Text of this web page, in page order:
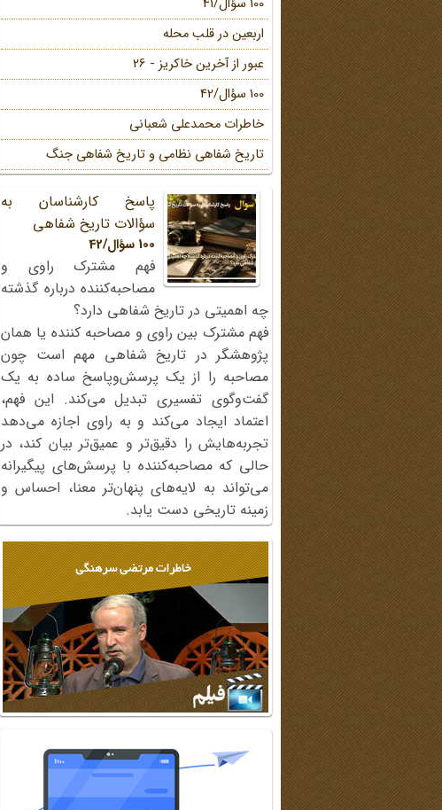
100 سؤال/41
اربعین در قلب محله
عبور از آخرین خاکریز - 26
100 سؤال/42
خاطرات محمد‌علی شعبانی
تاریخ شفاهی نظامی و تاریخ شفاهی جنگ
پاسخ کارشناسان به
سؤالات تاریخ شفاهی
100 سؤال/42
فهم مشترک راوی و
مصاحبه‌کننده درباره گذشته
چه اهمیتی در تاریخ شفاهی دارد؟
فهم مشترک بین راوی و مصاحبه کننده یا همان
پژوهشگر در تاریخ شفاهی مهم است چون
مصاحبه را از یک پرسش‌وپاسخ ساده به یک
گفت‌وگوی تفسیری تبدیل می‌کند. این فهم،
اعتماد ایجاد می‌کند و به راوی اجازه می‌دهد
تجربه‌هایش را دقیق‌تر و عمیق‌تر بیان کند، در
حالی که مصاحبه‌کننده با پرسش‌های پیگیرانه
می‌تواند به لایه‌های پنهان‌تر معنا، احساس و
زمینه تاریخی دست یابد.